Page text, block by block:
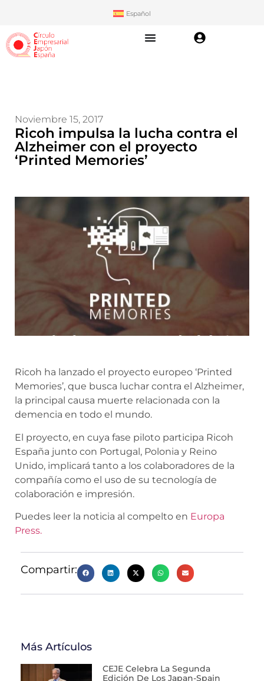
Español
Noviembre 15, 2017
Ricoh impulsa la lucha contra el
Alzheimer con el proyecto
‘Printed Memories’
Ricoh ha lanzado el proyecto europeo ‘Printed
Memories’, que busca luchar contra el Alzheimer,
la principal causa muerte relacionada con la
demencia en todo el mundo.
El proyecto, en cuya fase piloto participa Ricoh
España junto con Portugal, Polonia y Reino
Unido, implicará tanto a los colaboradores de la
compañía como el uso de su tecnología de
colaboración e impresión.
Puedes leer la noticia al compelto en Europa
Press.
Compartir:
Más Artículos
CEJE Celebra La Segunda
Edición De Los Japan-Spain